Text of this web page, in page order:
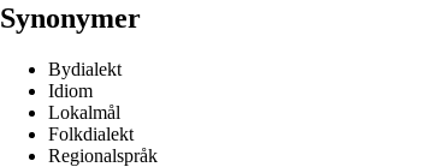
Synonymer
Bydialekt
Idiom
Lokalmål
Folkdialekt
Regionalspråk